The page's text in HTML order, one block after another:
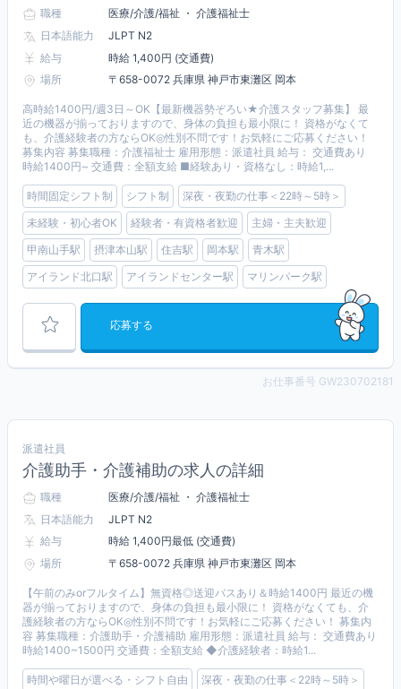
職種
医療/介護/福祉 ・ 介護福祉士
日本語能力
JLPT N2
給与
時給 1,400円 (交通費)
場所
〒658-0072 兵庫県 神戸市東灘区 岡本
高時給1400円/週3日～OK【最新機器勢ぞろい★介護スタッフ募集】 最
近の機器が揃っておりますので、身体の負担も最小限に！ 資格がなくて
も、介護経験者の方ならOK◎性別不問です！お気軽にご応募ください！
募集内容 募集職種：介護福祉士 雇用形態：派遣社員 給与： 交通費あり
時給1400円~ 交通費：全額支給 ■経験あり・資格なし：時給1,...
時間固定シフト制 シフト制
深夜・夜勤の仕事＜22時～5時＞
未経験・初心者OK
経験者・有資格者歓迎
主婦・主夫歓迎
甲南山手駅
摂津本山駅 住吉駅 岡本駅
青木駅
アイランド北口駅
アイランドセンター駅 マリンパーク駅
応募する
お仕事番号 GW230702181
派遣社員
介護助手・介護補助の求人の詳細
職種
医療/介護/福祉 ・ 介護福祉士
日本語能力
JLPT N2
給与
時給 1,400円最低 (交通費)
場所
〒658-0072 兵庫県 神戸市東灘区 岡本
【午前のみorフルタイム】無資格◎送迎バスあり＆時給1400円 最近の機
器が揃っておりますので、身体の負担も最小限に！ 資格がなくても、介
護経験者の方ならOK◎性別不問です！お気軽にご応募ください！ 募集内
容 募集職種：介護助手・介護補助 雇用形態：派遣社員 給与： 交通費あり
時給1400~1500円 交通費：全額支給 ◆介護経験者：時給1...
時間や曜日が選べる・シフト自由
深夜・夜勤の仕事＜22時～5時＞